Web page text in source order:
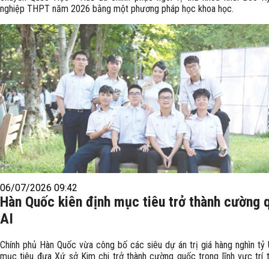
nghiệp THPT năm 2026 bằng một phương pháp học khoa học.
06/07/2026 09:42
Hàn Quốc kiên định mục tiêu trở thành cường
AI
Chính phủ Hàn Quốc vừa công bố các siêu dự án trị giá hàng nghìn tỷ
mục tiêu đưa Xứ sở Kim chi trở thành cường quốc trong lĩnh vực trí